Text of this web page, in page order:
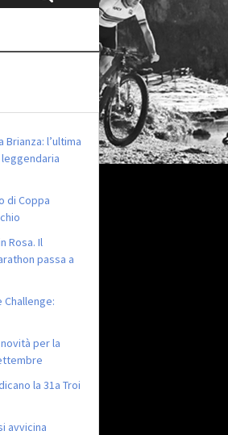
Brianza: l’ultima
di Coppa
Rosa. Il
passa a
Challenge:
per la
la 31a Troi
avvicina